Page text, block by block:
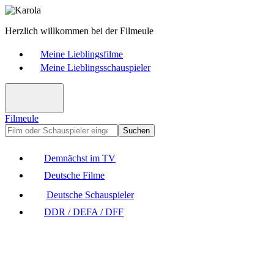
Herzlich willkommen bei der Filmeule
Meine Lieblingsfilme
Meine Lieblingsschauspieler
Filmeule
Suchen
Demnächst im TV
Deutsche Filme
Deutsche Schauspieler
DDR / DEFA / DFF